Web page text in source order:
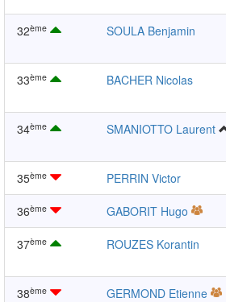
32ème SOULA Benjamin
33ème BACHER Nicolas
34ème SMANIOTTO Laurent
35ème PERRIN Victor
36ème GABORIT Hugo
37ème ROUZES Korantin
38ème GERMOND Etienne